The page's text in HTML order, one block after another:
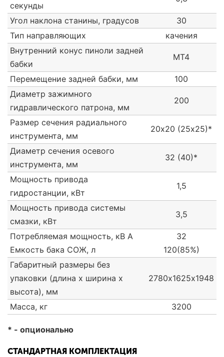
секунды
Угол наклона станины, градусов
30
Тип направляющих
качения
Внутренний конус пиноли задней
бабки
МТ4
Перемещение задней бабки, мм
100
Диаметр зажимного
гидравлического патрона, мм
200
Размер сечения радиального
инструмента, мм
20х20 (25х25)*
Диаметр сечения осевого
инструмента, мм
32 (40)*
Мощность привода
гидростанции, кВт
1,5
Мощность привода системы
смазки, кВт
3,5
Потребляемая мощность, кВ А
Емкость бака СОЖ, л
32
120(85%)
Габаритный размеры без
упаковки (длина х ширина х
высота), мм
2780х1625х1948
Масса, кг 3200
* - опционально
СТАНДАРТНАЯ КОМПЛЕКТАЦИЯ